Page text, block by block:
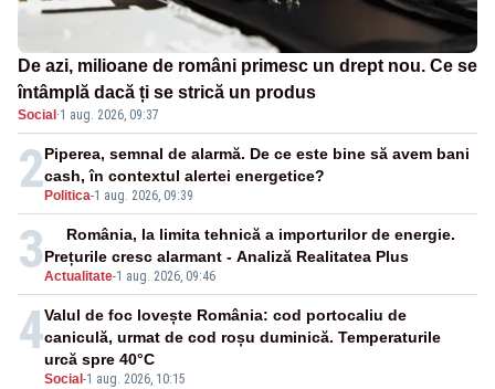
De azi, milioane de români primesc un drept nou. Ce se
întâmplă dacă ți se strică un produs
Social ·1 aug. 2026, 09:37
2 Politica-1 aug. 2026, 09:39
Piperea, semnal de alarmă. De ce este bine să avem bani
cash, în contextul alertei energetice?
3Actualitate-1 aug. 2026, 09:46
România, la limita tehnică a importurilor de energie.
Prețurile cresc alarmant - Analiză Realitatea Plus
4
Social -1 aug. 2026, 10:15
Valul de foc lovește România: cod portocaliu de
caniculă, urmat de cod roșu duminică. Temperaturile
urcă spre 40°C